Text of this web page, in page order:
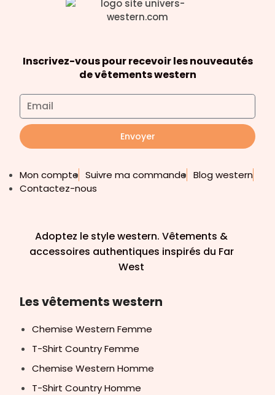
Inscrivez-vous pour recevoir les nouveautés
de vêtements western
Envoyer
Mon compte Suivre ma commande Blog western
Contactez-nous
Adoptez le style western. Vêtements &
accessoires authentiques inspirés du Far
West
Les vêtements western
Chemise Western Femme
T-Shirt Country Femme
Chemise Western Homme
T-Shirt Country Homme